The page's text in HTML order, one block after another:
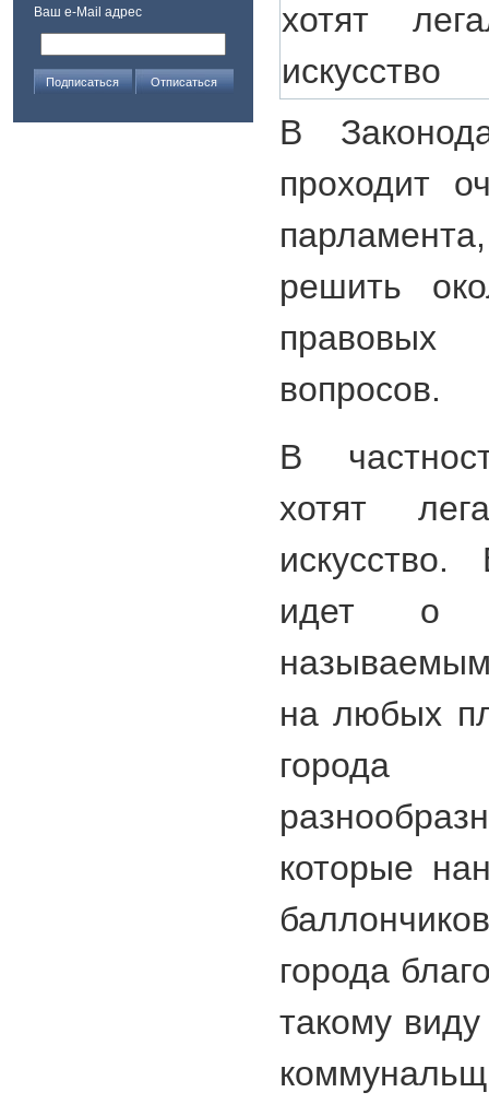
Ваш e-Mail адрес
В
проходит
решить
вопросов.
В
хотят
идет о
на любых
которые
города
такому виду